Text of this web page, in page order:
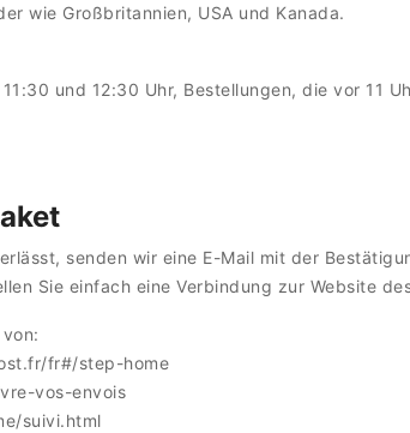
wie Großbritannien, USA und Kanada.
und 12:30 Uhr, Bestellungen, die vor 11
senden wir eine E-Mail mit der
Sie einfach eine Verbindung zur Website
fr#/step-home
vos-envois
suivi.html